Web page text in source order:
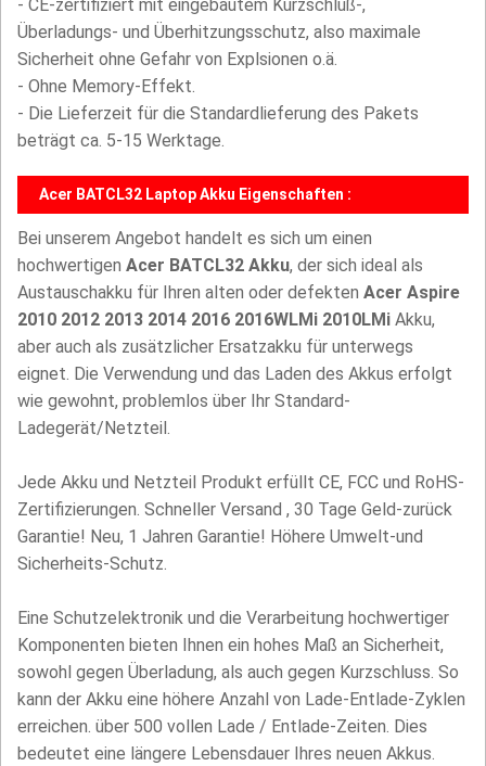
- CE-zertifiziert mit eingebautem Kurzschluß-,
Überladungs- und Überhitzungsschutz, also maximale
Sicherheit ohne Gefahr von Explsionen o.ä.
- Ohne Memory-Effekt.
- Die Lieferzeit für die Standardlieferung des Pakets
beträgt ca. 5-15 Werktage.
Acer BATCL32 Laptop Akku Eigenschaften :
Bei unserem Angebot handelt es sich um einen
hochwertigen Acer BATCL32 Akku, der sich ideal als
Austauschakku für Ihren alten oder defekten Acer Aspire
2010 2012 2013 2014 2016 2016WLMi 2010LMi Akku,
aber auch als zusätzlicher Ersatzakku für unterwegs
eignet. Die Verwendung und das Laden des Akkus erfolgt
wie gewohnt, problemlos über Ihr Standard-
Ladegerät/Netzteil.
Jede Akku und Netzteil Produkt erfüllt CE, FCC und RoHS-
Zertifizierungen. Schneller Versand , 30 Tage Geld-zurück
Garantie! Neu, 1 Jahren Garantie! Höhere Umwelt-und
Sicherheits-Schutz.
Eine Schutzelektronik und die Verarbeitung hochwertiger
Komponenten bieten Ihnen ein hohes Maß an Sicherheit,
sowohl gegen Überladung, als auch gegen Kurzschluss. So
kann der Akku eine höhere Anzahl von Lade-Entlade-Zyklen
erreichen. über 500 vollen Lade / Entlade-Zeiten. Dies
bedeutet eine längere Lebensdauer Ihres neuen Akkus.